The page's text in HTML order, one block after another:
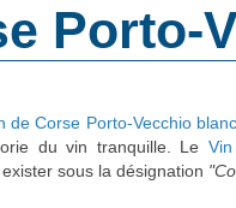
Porto-
de Corse Porto-Vecchio blanc
du vin tranquille. Le
sous la désignation